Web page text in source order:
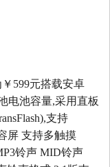
599元搭载安卓
电池容量,采用直板
支持
屏 支持多触摸
铃声 MID铃声